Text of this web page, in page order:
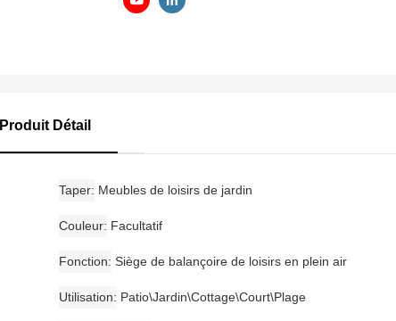
Produit Détail
Taper Meubles de loisirs de jardin
Couleur Facultatif
Fonction Siège de balançoire de loisirs en plein air
Utilisation Patio\Jardin\Cottage\Court\Plage